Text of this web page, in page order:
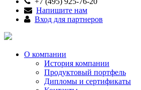
Напишите нам
Вход для партнеров
О компании
История компании
Продуктовый портфель
Дипломы и сертификаты